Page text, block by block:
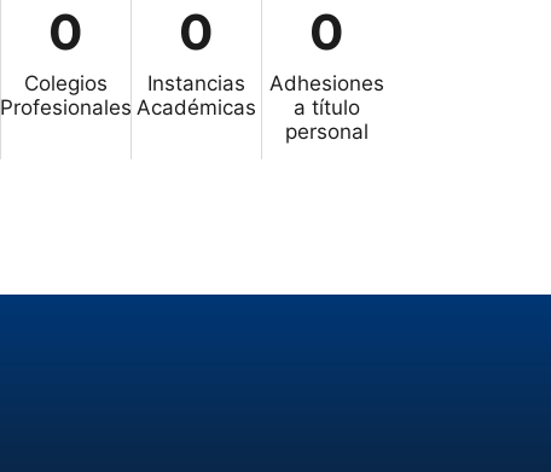
0
Colegios
Profesionales
0
Instancias
Académicas
0
Adhesiones
a título
personal